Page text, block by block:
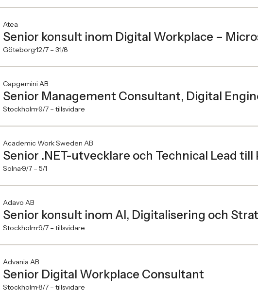
Atea
Senior konsult inom Digital Workplace –
Göteborg12/7 – 31/8
Capgemini AB
Senior Management Consultant, Digital
Stockholm 9/7 – tillsvidare
Academic Work Sweden AB
Senior .NET-utvecklare och Technical Lead
Solna 9/7 – 5/1
Adavo AB
Senior konsult inom AI, Digitalisering och
Stockholm 9/7 – tillsvidare
Advania AB
Senior Digital Workplace Consultant
Stockholm8/7 – tillsvidare